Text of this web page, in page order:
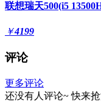
联想瑞天500(i5
￥4199
评论
更多评论
还没有人评论~ 快来